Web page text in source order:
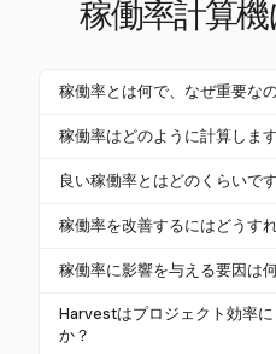
稼働率計算
稼働率とは何で、なぜ重要な
稼働率は、企業の潜在的な
を評価するために重要で
示します。
稼働率はどのように計算しま
実際の出力を最大可能出
能力で18,000ユニットを
良い稼働率とはどのくらいで
製造業では、良い稼働率は
スや需要の変動に対応する
能性があります。
稼働率を改善するにはどうす
長期間にわたる正確なデー
ことで稼働率を改善できま
をより良くするために予測
稼働率に影響を与える要因は
機械のメンテナンスや労働
因と、市場需要やサプラ
Harvestはプロジェクト効率
か？